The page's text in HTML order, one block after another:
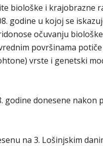
biološke i krajobrazne
godine u kojoj se
očuvanju
površinama potiče
vrste i genetski
godine donesene nakon
na 3. Lošinjskim